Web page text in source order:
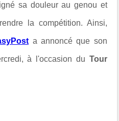
sa douleur au genou et
la compétition. Ainsi,
a annoncé que son
à l'occasion du Tour